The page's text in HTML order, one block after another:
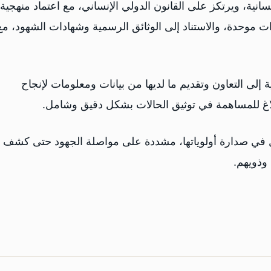
ويرتكز على القانون الدولي الإنساني، مع اعتماد منهجية
موحدة، والاستناد إلى الوثائق الرسمية وشهادات الشهود،
التعاون وتقديم ما لديها من بيانات ومعلومات لإنجاح
للمساهمة في توثيق الحالات بشكل دقيق وشامل.
في صدارة أولوياتها، مشددة على مواصلة الجهود حتى كشف
وذويهم.